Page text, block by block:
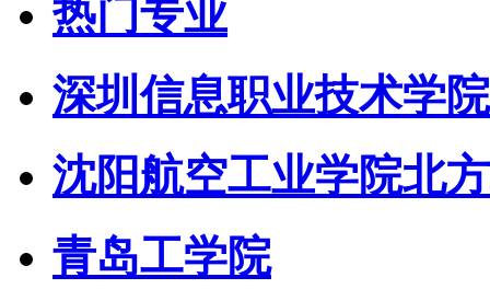
热门专业
深圳信息职业技术学院
沈阳航空工业学院北
青岛工学院